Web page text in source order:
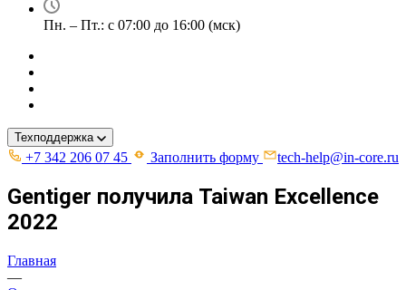
Пн. – Пт.: с 07:00 до 16:00 (мск)
Техподдержка
+7 342 206 07 45 Заполнить форму tech-help@in-core.ru
Gentiger получила Taiwan Excellence
2022
Главная
—